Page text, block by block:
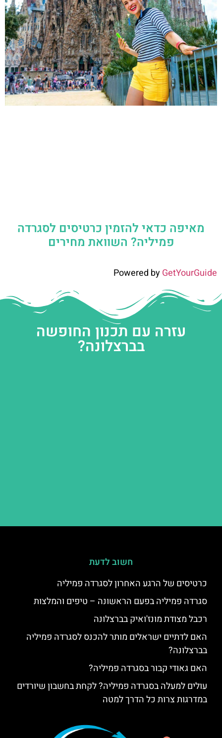
מאיפה כדאי להזמין כרטיסים לסגרדה
פמיליה? השוואת מחירים
Powered byGetYourGuide
עזרה עם תכנון החופשה
בברצלונה?
חשוב לדעת
כרטיסים של הרגע האחרון לסגרדה פמיליה
סגרדה פמיליה בפעם הראשונה – טיפים והמלצות
רכבל מצודת מונז'ואיק בברצלונה
האם לדתיים ישראלים מותר להכנס לסגרדה פמיליה
בברצלונה?
האם גאודי קבור בסגרדה פמיליה?
עולים למעלה בסגרדה פמיליה? לקחת בחשבון שיורדים
במדרגות צרות כל הדרך למטה